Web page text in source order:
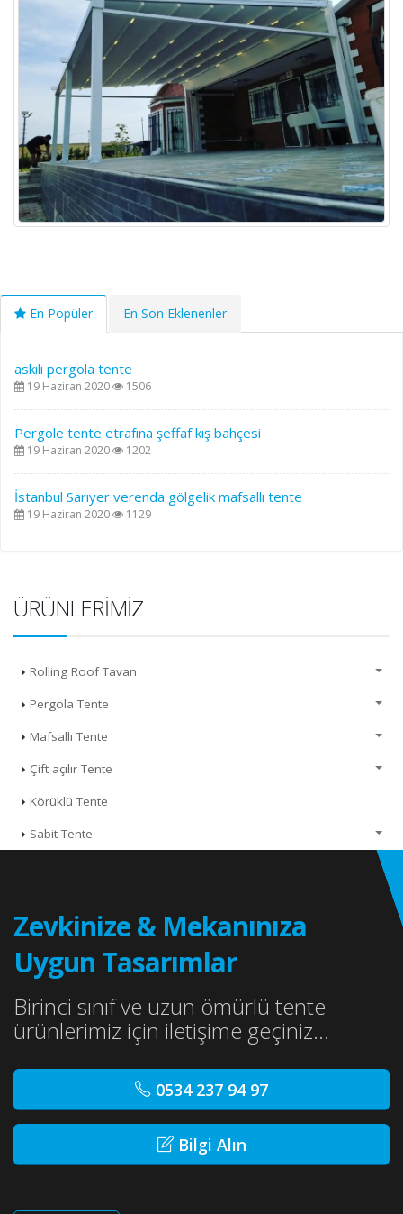
En Popüler En Son Eklenenler
askılı pergola tente
19 Haziran 2020 1506
Pergole tente etrafına şeffaf kış bahçesi
19 Haziran 2020 1202
İstanbul Sarıyer verenda gölgelik mafsallı tente
19 Haziran 2020 1129
ÜRÜNLERIMIZ
Rolling Roof Tavan
Pergola Tente
Mafsallı Tente
Çift açılır Tente
Körüklü Tente
Sabit Tente
Zevkinize & Mekanınıza
Uygun Tasarımlar
Birinci sınıf ve uzun ömürlü tente
ürünlerimiz için iletişime geçiniz...
0534 237 94 97
Bilgi Alın